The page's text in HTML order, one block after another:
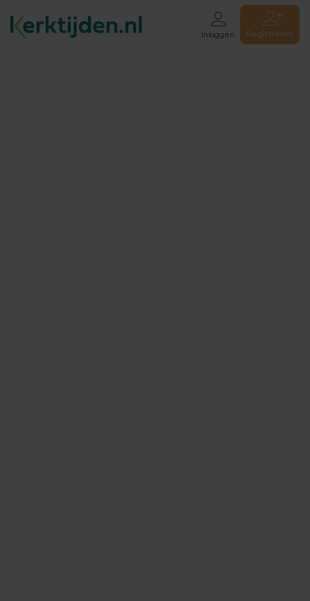
Inloggen Registreren